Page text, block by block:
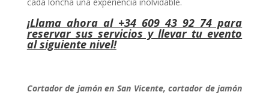
¡Llama ahora al +34 609 43 92 74 para
reservar sus servicios y llevar tu evento
al siguiente nivel!
Cortador de jamón en San Vicente, cortador de jamón